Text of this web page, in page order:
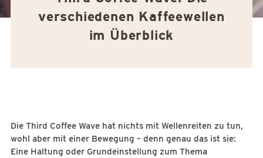
verschiedenen Kaffeewellen
im Überblick
Die Third Coffee Wave hat nichts mit Wellenreiten zu tun,
wohl aber mit einer Bewegung – denn genau das ist sie:
Eine Haltung oder Grundeinstellung zum Thema